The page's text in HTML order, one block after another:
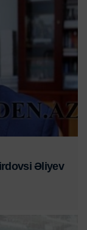
Əliyev